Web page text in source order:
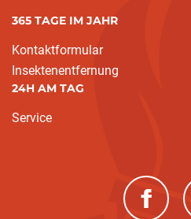
365 TAGE IM JAHR
Kontaktformular
Insektenentfernung
24H AM TAG
Service
(neues